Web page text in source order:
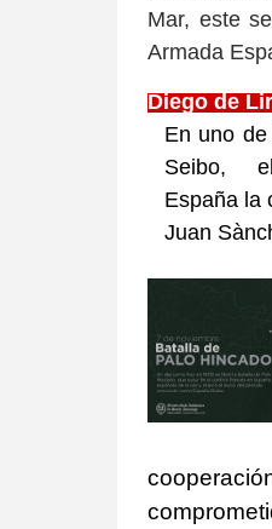
Mar, este
Armada
Diego de
En uno
Seibo, el
España la
Juan